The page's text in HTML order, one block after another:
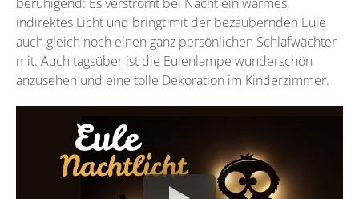
indirektes Licht und bringt mit der bezaubernden Eule
auch gleich noch einen ganz persönlichen Schlafwächter
mit. Auch tagsüber ist die Eulenlampe wunderschön
anzusehen und eine tolle Dekoration im Kinderzimmer.